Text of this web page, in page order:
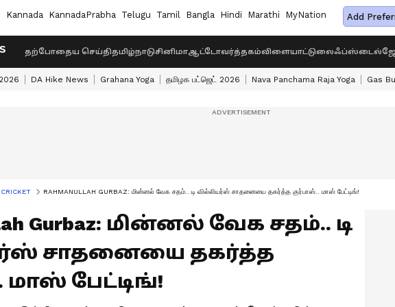
Kannada KannadaPrabha Telugu Tamil Bangla Hindi Marathi MyNation Add
தற்போதைய செய்திதமிழ்நாடுசினிமாஆட்டோவர்த்தகம்விளையாட்டுலைஃப்ஸ்டைல்
DA Hike News Grahana Yoga தமிழக பட்ஜெட் 2026 Nava Panchama Raja Yoga Gas
RAHMANULLAH GURBAZ: மின்னல் வேக சதம்.. டி வில்லியர்ஸ் சாதனையை தகர்த்த குர்பாஸ்.. மாஸ் பேட்டிங்!
Gurbaz: மின்னல் வேக சதம்.. டி
சாதனையை தகர்த்த
மாஸ் பேட்டிங்!